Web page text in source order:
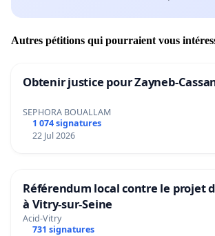
Autres pétitions qui pourraient vous
Obtenir justice pour Zayneb-
SEPHORA BOUALLAM
1 074 signatures
22 Jul 2026
Référendum local contre le projet
à Vitry-sur-Seine
Acid-Vitry
731 signatures